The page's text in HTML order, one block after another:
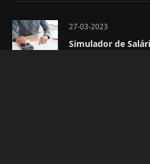
27-03-2023
Simulador de